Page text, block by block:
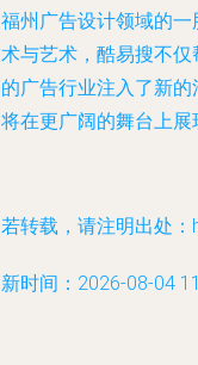
州广告设计领域的
与艺术，酷易搜不
广告行业注入了新
在更广阔的舞台上展
转载，请注明出处
时间：2026-08-04